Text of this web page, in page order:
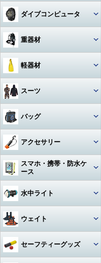
セット
カメラ本体
カメラハウジング・ポート
一眼レフカメラハウジング
ミラーレスカメラハウジング
コンパクトカメラハウジング
ビデオカメラハウジング
ポート・ギア・オプション
レンズ
マクロレンズ
ワイドレンズ
レンズオプション・フィルタ
ー・アダプター
ストロボ
ストロボ本体
接続ケーブル
その他・アクセサリー
アーム・グリップ・ベース・ス
テー
フロートアーム
クランプ
アームセット
アーム関連
グリップ・ベース・ステー
アクションカメラ・GoPro
アクションカメラ・GoPro本
アクションカメラ・GoProア
クセサリー
ビデオライト
ビデオライト
ビデオライトアクセサリー・
パーツ
アクセサリー・その他
カメラメンテナンス用品
書籍・DVD
ダイブコンピュータ
ウォッチタイプ
大画面モデル
トランスミッター
コンソールモデル
DCアクセサリー・パーツ
下取り・キャンペーン
重器材
レギュレター
レギュレター
DINモデル
アクセサリー・その他
オクトパス
ゲージ
3連ゲージ
2連ゲージ
シングルゲージ
BCジャケット
スタビタイプ
フロントアジャスタブルタイ
プ
アクセサリー・その他
オクトパスインフレーター
(AIR-2等)
インフレーター
水深計
激安！重器材セット
おススメ！重器材セット
軽器材
マスク
2眼タイプ
フルフェイスマスク
マスク用レンズ
度入りマスク
アクセサリ・パーツ・その他
スノーケル
スノーケル本体
アクセサリ・パーツ・その他
フィン
フルフットタイプ
ストラップタイプ
アクセサリ・パーツ・その他
ブーツ
フルフットフィン向け
デッキソール（ボート向け）
カレンダーソール（磯、ビー
チ向け）
ローカット
その他
グローブ
3シーズングローブ
サマーグローブ
ウィンターグローブ
その他
ソックス
軽器材セット
オススメ！軽器材セット
スーツ
ウェットスーツ
ウェットスーツアクセサリー
ウェットスーツインナー
ドライスーツ
ドライスーツアクセサリー
ドライスーツインナー
ラッシュガード
バッグ
メッシュバッグ（フルサイズ）
メッシュバッグ（ミニ）
キャスター・キャリーバッグ
ギアバッグ
ハードケース
ウォータープルーフバッグ
アクセサリー
ナイフ
ステンレス
折りたたみ
クッキング向け
ハサミ
ラインカッター
カラビナ・フック
スマホ・携帯・防水ケ
ース
（DIVE）
iPhone・スマホ・携帯
iPad用
アクセサリー・その他
水中ライト
ワイドタイプ
ワイド・スポット切り替えタイ
ウェイト
ウェイトセーフティーグッズ